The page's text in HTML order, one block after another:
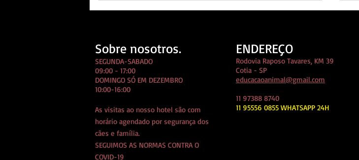
Sobre nosotros.
SEGUNDA-SABADO
09:00 - 17:00
DOMINGO SÓ EM DEZEMBRO
10:00-16:00
As visitas ao nosso hotel são com
horário agendado por segurança dos
cães e família.
SEGUIMOS AS NORMAS CONTRA O
COVID-19
ENDEREÇO
Rodovia Raposo Tavares, KM 39
Cotia - SP
educacaoanimal@gmail.com
11 97388 8740
11 95556 0855 WHATSAPP 24H